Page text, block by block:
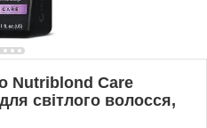
Nutriblond Care
світлого волосся,